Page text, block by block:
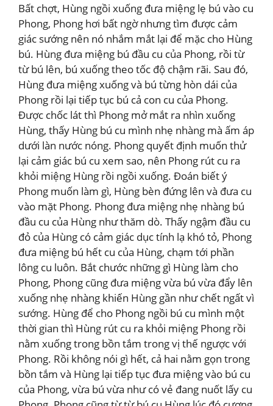
Bất chợt, Hùng ngồi xuống đưa miệng lẹ bú vào cu
Phong, Phong hơi bất ngờ nhưng tìm được cảm
giác sướng nên nó nhắm mắt lại để mặc cho Hùng
bú. Hùng đưa miệng bú đầu cu của Phong, rồi từ
từ bú lên, bú xuống theo tốc độ chậm rãi. Sau đó,
Hùng đưa miệng xuống và bú từng hòn dái của
Phong rồi lại tiếp tục bú cả con cu của Phong.
Được chốc lát thì Phong mở mắt ra nhìn xuống
Hùng, thấy Hùng bú cu mình nhẹ nhàng mà ấm áp
dưới làn nước nóng. Phong quyết định muốn thử
lại cảm giác bú cu xem sao, nên Phong rút cu ra
khỏi miệng Hùng rồi ngồi xuống. Đoán biết ý
Phong muốn làm gì, Hùng bèn đứng lên và đưa cu
vào mặt Phong. Phong đưa miệng nhẹ nhàng bú
đầu cu của Hùng như thăm dò. Thấy ngậm đầu cu
đỏ của Hùng có cảm giác dục tính lạ khó tỏ, Phong
đưa miệng bú hết cu của Hùng, chạm tới phần
lông cu luôn. Bắt chước những gì Hùng làm cho
Phong, Phong cũng đưa miệng vừa bú vừa đẩy lên
xuống nhẹ nhàng khiến Hùng gần như chết ngất vì
sướng. Hùng để cho Phong ngồi bú cu mình một
thời gian thì Hùng rút cu ra khỏi miệng Phong rồi
nằm xuống trong bồn tắm trong vị thế ngược với
Phong. Rồi không nói gì hết, cả hai nằm gọn trong
bồn tắm và Hùng lại tiếp tục đưa miệng vào bú cu
của Phong, vừa bú vừa như có vẻ đang nuốt lấy cu